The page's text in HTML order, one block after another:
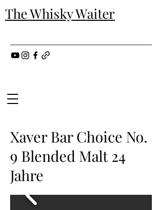
The Whisky Waiter
Xaver Bar Choice No.
9 Blended Malt 24
Jahre